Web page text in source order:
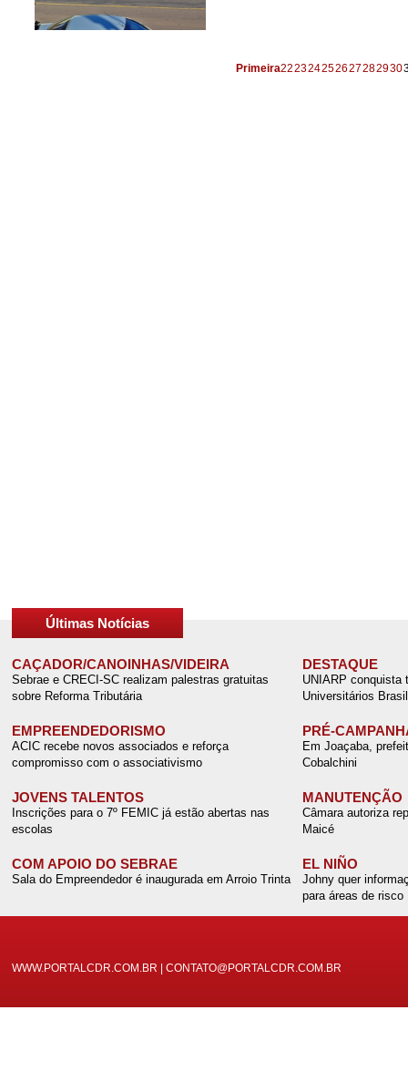
Primeira222324252627282930
Últimas Notícias
CAÇADOR/CANOINHAS/VIDEIRA
Sebrae e CRECI-SC realizam palestras gratuitas
sobre Reforma Tributária
DESTAQUE
UNIARP conquista
Universitários
EMPREENDEDORISMO
ACIC recebe novos associados e reforça
compromisso com o associativismo
PRÉ-
Em Joaçaba,
Cobalchini
JOVENS TALENTOS
Inscrições para o 7º FEMIC já estão abertas nas
escolas
MANUTENÇÃO
Câmara autoriza
Maicé
COM APOIO DO SEBRAE
Sala do Empreendedor é inaugurada em Arroio Trinta
EL NIÑO
Johny quer
para áreas de risco
WWW.PORTALCDR.COM.BR | CONTATO@PORTALCDR.COM.BR